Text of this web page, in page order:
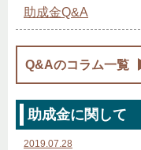
助成金Q&A
Q&Aのコラム一覧
助成金に関して
2019.07.28